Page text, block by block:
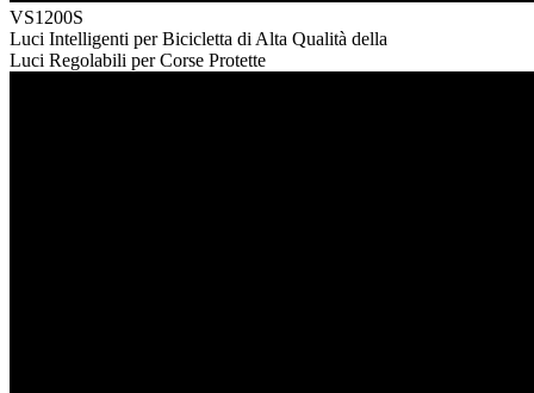
VS1200S
Luci Intelligenti per Bicicletta di Alta Qualità della
Luci Regolabili per Corse Protette